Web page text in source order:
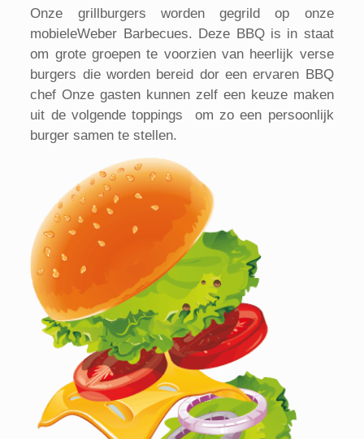
Onze grillburgers worden gegrild op onze
mobieleWeber Barbecues. Deze BBQ is in staat
om grote groepen te voorzien van heerlijk verse
burgers die worden bereid dor een ervaren BBQ
chef Onze gasten kunnen zelf een keuze maken
uit de volgende toppings om zo een persoonlijk
burger samen te stellen.